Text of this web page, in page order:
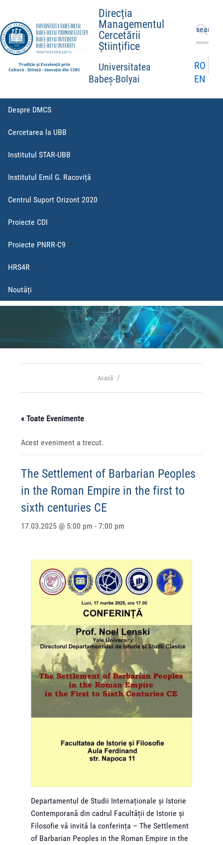
Direcția
Managementul
Cercetării
Științifice
Universitatea
Babeș-Bolyai
Caută
după:
RO
EN
Despre DMCS
Cercetarea la UBB
Institutul STAR-UBB
Institutul Emil G. Racoviță
Centrul Suport Orizont 2020
Proiecte CDI
Proiecte PNRR-C9
HRS4R
Noutăți
Acasă
« Toate Evenimente
Acest eveniment a trecut.
The Settlement of Barbarian Peoples
in the Roman Empire in the first to
sixth centuries CE
17.03.2025 @ 5:00 pm -7:00 pm
Departamentul de Studii Internaționale şi Istorie
Contemporană din cadrul Facultății de Istorie și
Filosofie vă invită la conferința – The Settlement
of Barbarian Peoples in the Roman Empire in the